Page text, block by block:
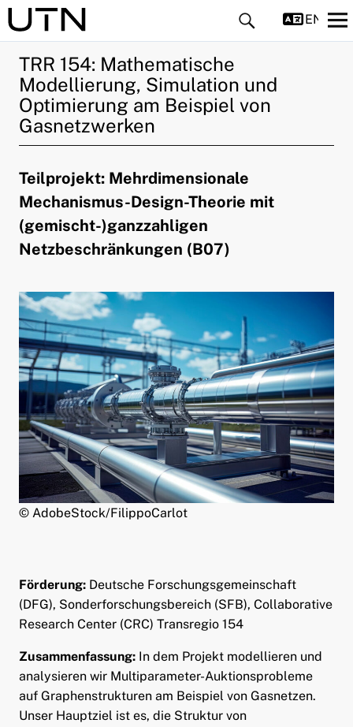
Menü aufklappen
Menü aufklappen
Menü aufklappen
Menü aufklappen
Menü aufklappen
Menü aufklappen
TRR 154: Mathematische
Modellierung, Simulation und
Optimierung am Beispiel von
Gasnetzwerken
Teilprojekt: Mehrdimensionale
Mechanismus-Design-Theorie mit
(gemischt-)ganzzahligen
Netzbeschränkungen (B07)
© AdobeStock/FilippoCarlot
Förderung:Deutsche Forschungsgemeinschaft
(DFG), Sonderforschungsbereich (SFB), Collaborative
Research Center (CRC) Transregio 154
Zusammenfassung:In dem Projekt modellieren und
analysieren wir Multiparameter-Auktionsprobleme
auf Graphenstrukturen am Beispiel von Gasnetzen.
Unser Hauptziel ist es, die Struktur von